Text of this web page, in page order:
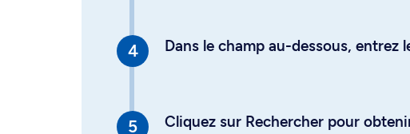
Dans le champ au-dessous, entrez
Cliquez sur Rechercher pour